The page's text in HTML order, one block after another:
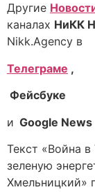
Другие
каналах НиКК
Nikk.Agency в
Телеграме ,
Фейсбуке
и Google News
Текст «Война
зеленую
Хмельницкий»